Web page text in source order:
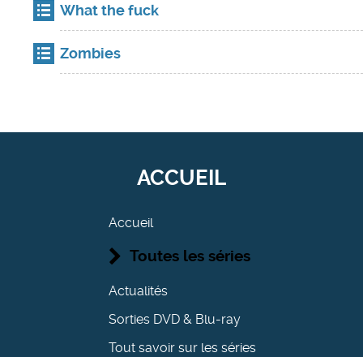
What the fuck
Zombies
ACCUEIL
Accueil
Toutes les séries
Actualités
Sorties DVD & Blu-ray
Tout savoir sur les séries